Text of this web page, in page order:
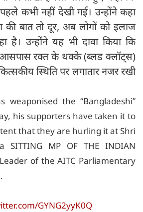
कभी नहीं देखी गई। उन्होंने कहा
की बात तो दूर, अब लोगों को इलाज
है। उन्होंने यह भी दावा किया कि
रक्त के थक्के (ब्लड क्लॉट्स)
स्थिति पर लगातार नजर रखी
weaponised the “Bangladeshi”
his supporters have taken it to
that they are hurling it at Shri
SITTING MP OF THE INDIAN
Leader of the AITC Parliamentary
GYNG2yyK0Q